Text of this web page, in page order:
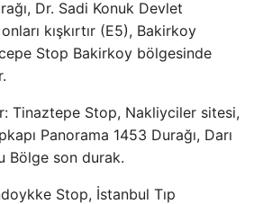
Dr. Sadi Konuk Devlet
kışkırtır (E5), Bakirkoy
Stop Bakirkoy bölgesinde
Tinaztepe Stop, Nakliyciler sitesi,
Panorama 1453 Durağı, Darı
Bölge son durak.
Stop, İstanbul Tıp